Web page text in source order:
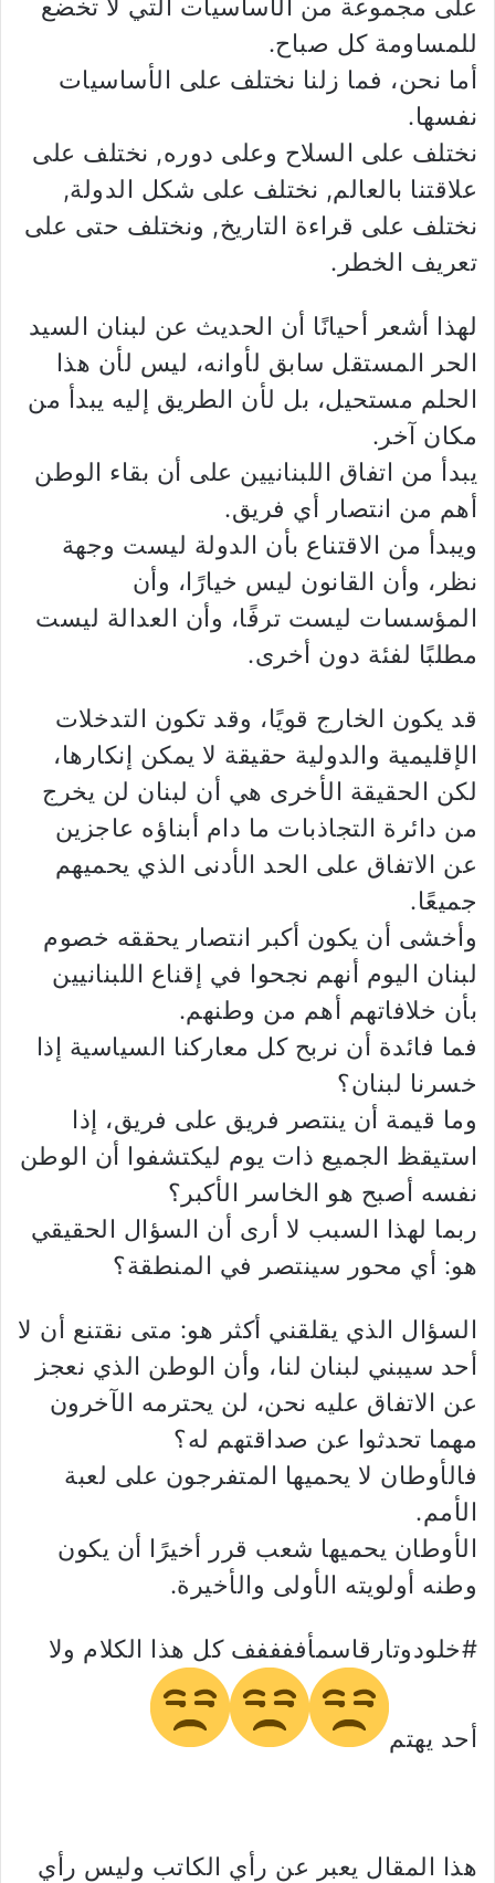
على مجموعة من الأساسيات التي لا تخضع
للمساومة كل صباح.
أما نحن، فما زلنا نختلف على الأساسيات
نفسها.
نختلف على السلاح وعلى دوره, نختلف على
علاقتنا بالعالم, نختلف على شكل الدولة,
نختلف على قراءة التاريخ, ونختلف حتى على
تعريف الخطر.
لهذا أشعر أحيانًا أن الحديث عن لبنان السيد
الحر المستقل سابق لأوانه، ليس لأن هذا
الحلم مستحيل، بل لأن الطريق إليه يبدأ من
مكان آخر.
يبدأ من اتفاق اللبنانيين على أن بقاء الوطن
أهم من انتصار أي فريق.
ويبدأ من الاقتناع بأن الدولة ليست وجهة
نظر، وأن القانون ليس خيارًا، وأن
المؤسسات ليست ترفًا، وأن العدالة ليست
مطلبًا لفئة دون أخرى.
قد يكون الخارج قويًا، وقد تكون التدخلات
الإقليمية والدولية حقيقة لا يمكن إنكارها،
لكن الحقيقة الأخرى هي أن لبنان لن يخرج
من دائرة التجاذبات ما دام أبناؤه عاجزين
عن الاتفاق على الحد الأدنى الذي يحميهم
جميعًا.
وأخشى أن يكون أكبر انتصار يحققه خصوم
لبنان اليوم أنهم نجحوا في إقناع اللبنانيين
بأن خلافاتهم أهم من وطنهم.
فما فائدة أن نربح كل معاركنا السياسية إذا
خسرنا لبنان؟
وما قيمة أن ينتصر فريق على فريق، إذا
استيقظ الجميع ذات يوم ليكتشفوا أن الوطن
نفسه أصبح هو الخاسر الأكبر؟
ربما لهذا السبب لا أرى أن السؤال الحقيقي
هو: أي محور سينتصر في المنطقة؟
السؤال الذي يقلقني أكثر هو: متى نقتنع أن لا
أحد سيبني لبنان لنا، وأن الوطن الذي نعجز
عن الاتفاق عليه نحن، لن يحترمه الآخرون
مهما تحدثوا عن صداقتهم له؟
فالأوطان لا يحميها المتفرجون على لعبة
الأمم.
الأوطان يحميها شعب قرر أخيرًا أن يكون
وطنه أولويته الأولى والأخيرة.
#خلودوتارقاسمأففففف كل هذا الكلام ولا
أحد يهتم
هذا المقال يعبر عن رأي الكاتب وليس رأي